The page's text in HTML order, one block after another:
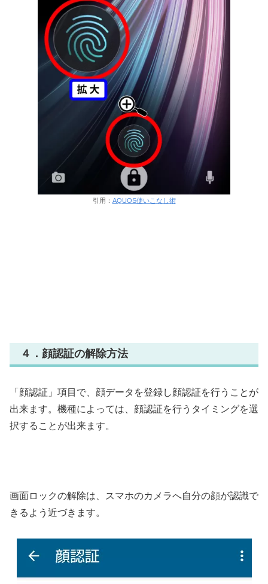
引用： AQUOS使いこなし術
４．顔認証の解除方法
「顔認証」項目で、顔データを登録し顔認証を行うことが
出来ます。機種によっては、顔認証を行うタイミングを選
択することが出来ます。
画面ロックの解除は、スマホのカメラへ自分の顔が認識で
きるよう近づきます。